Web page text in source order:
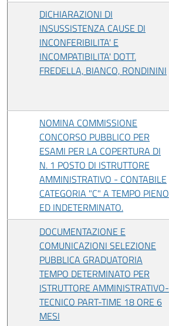
DICHIARAZIONI DI
INSUSSISTENZA CAUSE DI
INCONFERIBILITA' E
INCOMPATIBILITA' DOTT.
FREDELLA, BIANCO, RONDININI
NOMINA COMMISSIONE
CONCORSO PUBBLICO PER
ESAMI PER LA COPERTURA DI
N. 1 POSTO DI ISTRUTTORE
AMMINISTRATIVO - CONTABILE
CATEGORIA "C" A TEMPO PIENO
ED INDETERMINATO.
DOCUMENTAZIONE E
COMUNICAZIONI SELEZIONE
PUBBLICA GRADUATORIA
TEMPO DETERMINATO PER
ISTRUTTORE AMMINISTRATIVO-
TECNICO PART-TIME 18 ORE 6
MESI